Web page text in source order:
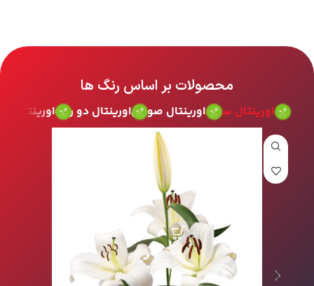
محصولات بر اساس رنگ ها
اورینتال سفیداورینتال صورتیاورینتال دو رنگاورینتال